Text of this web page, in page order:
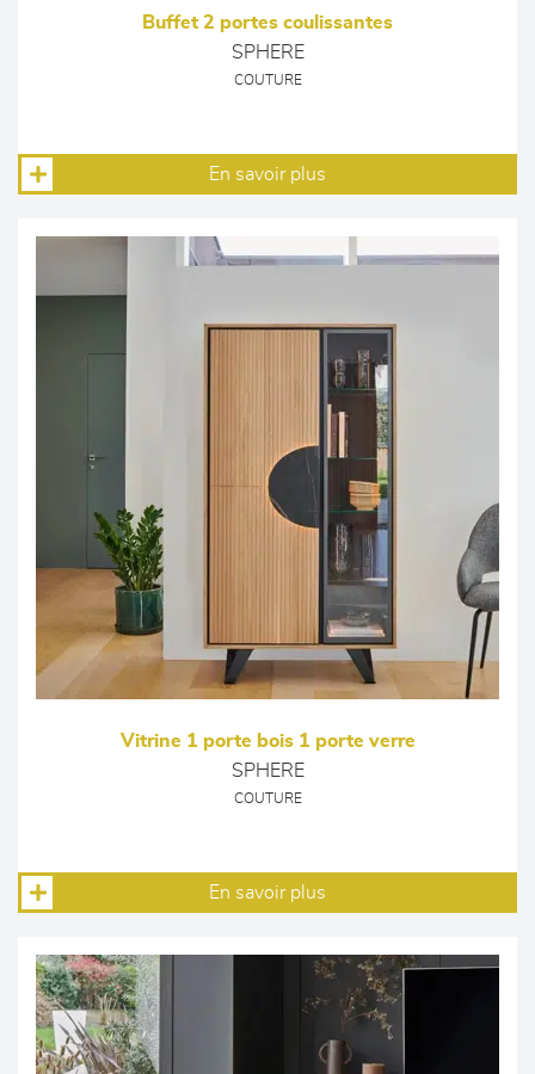
Buffet 2 portes coulissantes
SPHERE
COUTURE
En savoir plus
Vitrine 1 porte bois 1 porte verre
SPHERE
COUTURE
En savoir plus